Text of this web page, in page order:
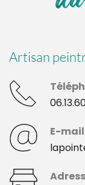
Artisan
E-mail